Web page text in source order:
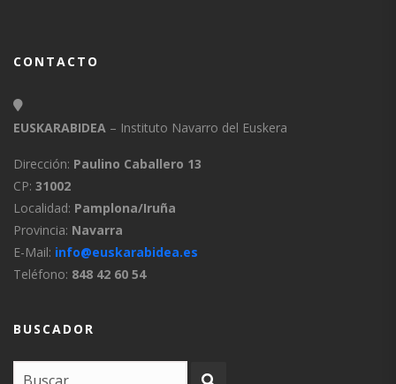
CONTACTO
EUSKARABIDEA – Instituto Navarro del Euskera
Dirección: Paulino Caballero 13
CP: 31002
Localidad: Pamplona/Iruña
Provincia: Navarra
E-Mail: info@euskarabidea.es
Teléfono: 848 42 60 54
BUSCADOR